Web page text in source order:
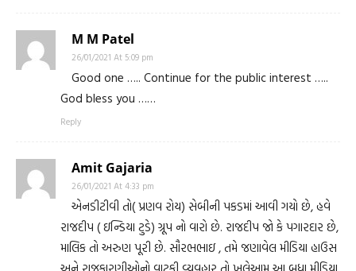
M M Patel
26/01/2021 At 5:09 pm
Good one ….. Continue for the public interest …..
God bless you ……
Reply
Amit Gajaria
26/01/2021 At 4:33 pm
એનડીટીવી તો( પ્રણવ રોય) સેબીની પકડમાં આવી ગયો છે, હવે
રાજદીપ ( ઇન્ડિયા ટુડે) ગ્રૂપ નો વારો છે. રાજદીપ જો કે પગારદાર છે,
માલિક તો અરુણ પૂરી છે. સૌરભભાઇ , તમે જણાવેલ મીડિયા હાઉસ